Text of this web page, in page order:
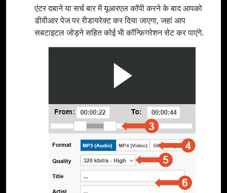
एंटर दबाने या सर्च बार में यूआरएल कॉपी करने के बाद आपको
डीवीआर पेज पर रीडायरेक्ट कर दिया जाएगा, जहां आप
सबटाइटल जोड़ने सहित कोई भी कॉन्फ़िगरेशन सेट कर पाएंगे.